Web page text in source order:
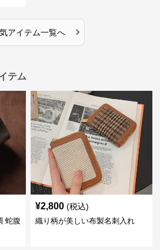
アイテム一覧へ ›
テム
蛇腹
¥2,800 (税込)
織り柄が美しい布製名刺入れ